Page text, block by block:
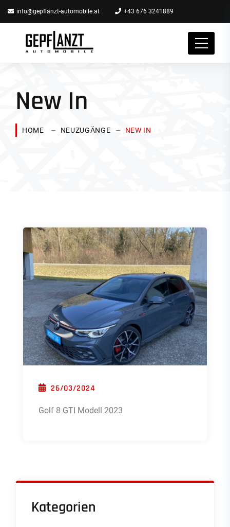
info@gepflanzt-automobile.at +43 676 3241889
New In
HOME NEUZUGÄNGE NEW IN
POSTED ON
26/03/2024
Golf 8 GTI Modell 2023
Kategorien